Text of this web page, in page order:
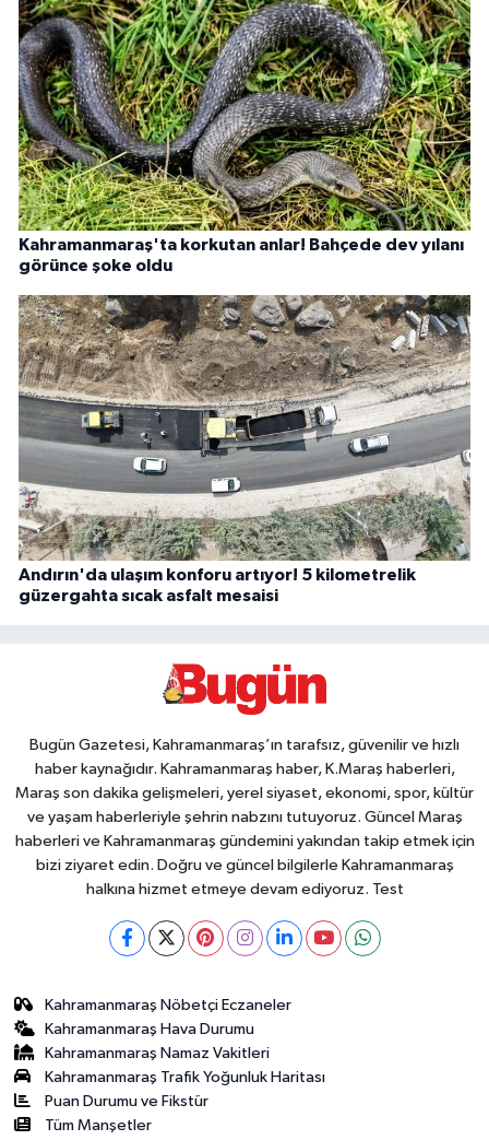
Kahramanmaraş'ta korkutan anlar! Bahçede dev yılanı
görünce şoke oldu
Andırın'da ulaşım konforu artıyor! 5 kilometrelik
güzergahta sıcak asfalt mesaisi
Bugün Gazetesi, Kahramanmaraş’ın tarafsız, güvenilir ve hızlı
haber kaynağıdır. Kahramanmaraş haber, K.Maraş haberleri,
Maraş son dakika gelişmeleri, yerel siyaset, ekonomi, spor, kültür
ve yaşam haberleriyle şehrin nabzını tutuyoruz. Güncel Maraş
haberleri ve Kahramanmaraş gündemini yakından takip etmek için
bizi ziyaret edin. Doğru ve güncel bilgilerle Kahramanmaraş
halkına hizmet etmeye devam ediyoruz. Test
Kahramanmaraş Nöbetçi Eczaneler
Kahramanmaraş Hava Durumu
Kahramanmaraş Namaz Vakitleri
Kahramanmaraş Trafik Yoğunluk Haritası
Puan Durumu ve Fikstür
Tüm Manşetler